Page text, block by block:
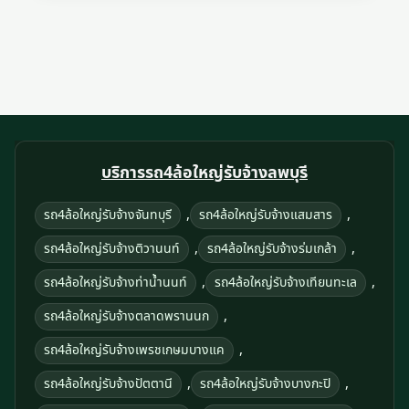
บริการรถ4ล้อใหญ่รับจ้างลพบุรี
รถ4ล้อใหญ่รับจ้างจันทบุรี , รถ4ล้อใหญ่รับจ้างแสมสาร ,
รถ4ล้อใหญ่รับจ้างติวานนท์ , รถ4ล้อใหญ่รับจ้างร่มเกล้า ,
รถ4ล้อใหญ่รับจ้างท่าน้ำนนท์ , รถ4ล้อใหญ่รับจ้างเทียนทะเล ,
รถ4ล้อใหญ่รับจ้างตลาดพรานนก ,
รถ4ล้อใหญ่รับจ้างเพรชเกษมบางแค ,
รถ4ล้อใหญ่รับจ้างปัตตานี , รถ4ล้อใหญ่รับจ้างบางกะปิ ,